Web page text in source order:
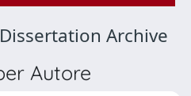
Archive
Autore